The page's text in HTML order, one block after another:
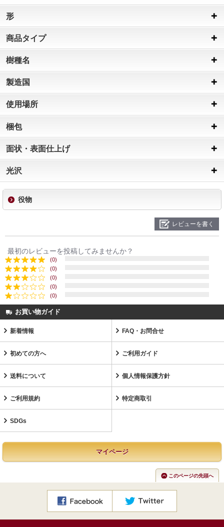
形
商品タイプ
樹種名
製造国
使用場所
梱包
面状・表面仕上げ
光沢
役物
レビューを書く
最初のレビューを投稿してみませんか？
(0)
(0)
(0)
(0)
(0)
お買い物ガイド
新着情報 FAQ・お問合せ
初めての方へ ご利用ガイド
送料について 個人情報保護方針
ご利用規約 特定商取引
SDGs
マイページ
このページの先頭へ